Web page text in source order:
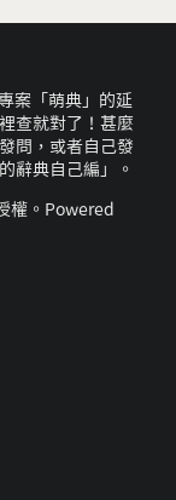
案「萌典」的延
查就對了！甚麼
問，或者自己發
辭典自己編」。
權。Powered